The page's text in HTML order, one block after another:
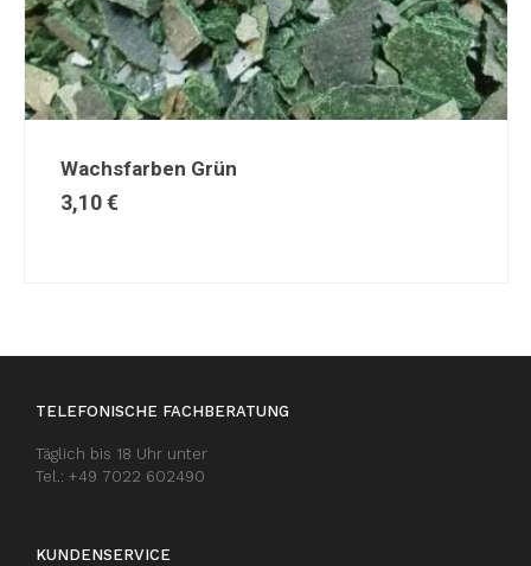
Wachsfarben Grün
3,10€
TELEFONISCHE FACHBERATUNG
Täglich bis 18 Uhr unter
Tel.: +49 7022 602490
KUNDENSERVICE